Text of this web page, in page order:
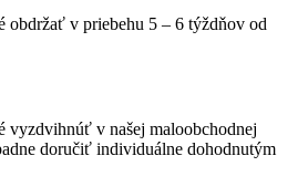
obdržať v priebehu 5 – 6 týždňov od
vyzdvihnúť v našej maloobchodnej
doručiť individuálne dohodnutým